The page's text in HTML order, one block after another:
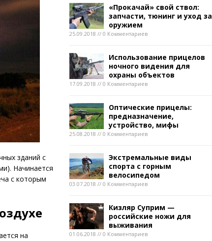
зданий с
Начинается
с которым
на
«Прокачай» свой ствол:
запчасти, тюнинг и уход за
оружием
25.09.2018 // 0 Комментариев
Использование прицелов
ночного видения для
охраны объектов
17.09.2018 // 0 Комментариев
Оптические прицелы:
предназначение,
устройство, мифы
25.08.2018 // 0 Комментариев
Экстремальные виды
спорта с горным
велосипедом
03.07.2018 // 0 Комментариев
Кизляр Суприм —
российские ножи для
выживания
01.06.2018 // 0 Комментариев